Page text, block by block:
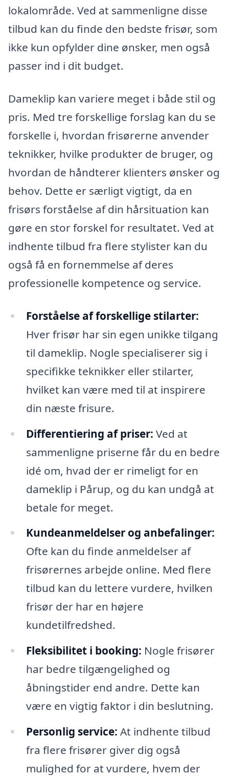
lokalområde. Ved at sammenligne disse
tilbud kan du finde den bedste frisør, som
ikke kun opfylder dine ønsker, men også
passer ind i dit budget.
Dameklip kan variere meget i både stil og
pris. Med tre forskellige forslag kan du se
forskelle i, hvordan frisørerne anvender
teknikker, hvilke produkter de bruger, og
hvordan de håndterer klienters ønsker og
behov. Dette er særligt vigtigt, da en
frisørs forståelse af din hårsituation kan
gøre en stor forskel for resultatet. Ved at
indhente tilbud fra flere stylister kan du
også få en fornemmelse af deres
professionelle kompetence og service.
Forståelse af forskellige stilarter:
Hver frisør har sin egen unikke tilgang
til dameklip. Nogle specialiserer sig i
specifikke teknikker eller stilarter,
hvilket kan være med til at inspirere
din næste frisure.
Differentiering af priser: Ved at
sammenligne priserne får du en bedre
idé om, hvad der er rimeligt for en
dameklip i Pårup, og du kan undgå at
betale for meget.
Kundeanmeldelser og anbefalinger:
Ofte kan du finde anmeldelser af
frisørernes arbejde online. Med flere
tilbud kan du lettere vurdere, hvilken
frisør der har en højere
kundetilfredshed.
Fleksibilitet i booking: Nogle frisører
har bedre tilgængelighed og
åbningstider end andre. Dette kan
være en vigtig faktor i din beslutning.
Personlig service: At indhente tilbud
fra flere frisører giver dig også
mulighed for at vurdere, hvem der